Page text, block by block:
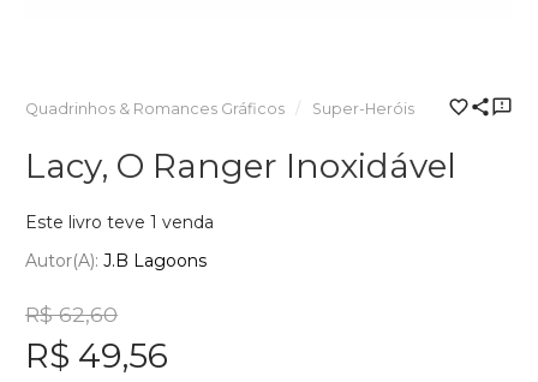
Quadrinhos & Romances Gráficos Super-Heróis
Lacy, O Ranger Inoxidável
Este livro teve 1 venda
Autor(a): J.B Lagoons
R$ 62,60
R$ 49,56